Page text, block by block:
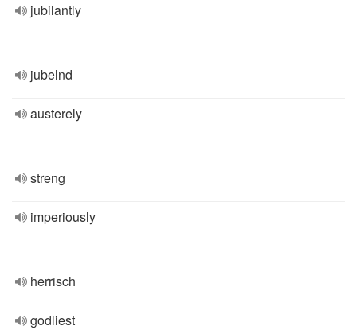
jubilantly
jubelnd
austerely
streng
imperiously
herrisch
godliest